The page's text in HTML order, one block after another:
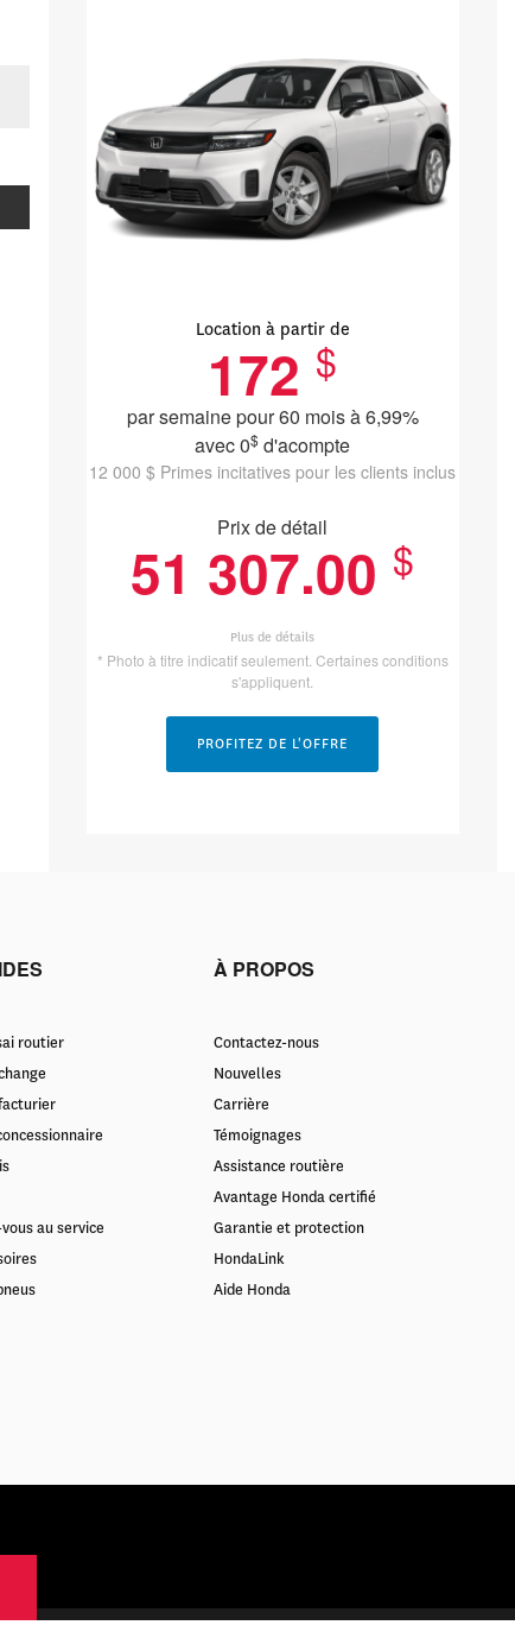
Location à partir de
172 $
par semaine pour 60 mois à 6,99%
avec 0$ d'acompte
12 000 $ Primes incitatives pour les clients inclus
Prix de détail
51 307.00 $
Plus de détails
* Photo à titre indicatif seulement. Certaines conditions
s'appliquent.
PROFITEZ DE L'OFFRE
routier
au service
À PROPOS
Contactez-nous
Nouvelles
Carrière
Témoignages
Assistance routière
Avantage Honda certifié
Garantie et protection
HondaLink
Aide Honda